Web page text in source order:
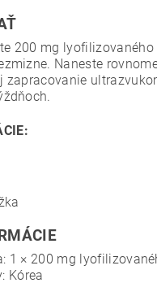
200 mg
Naneste
zapracovanie
1 × 200 mg
Kórea